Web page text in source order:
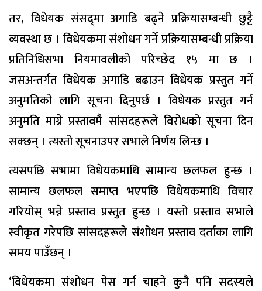
तर, विधेयक संसद्‌मा अगाडि बढ्ने प्रक्रियासम्बन्धी छुट्टै
व्यवस्था छ । विधेयकमा संशोधन गर्ने प्रक्रियासम्बन्धी प्रक्रिया
प्रतिनिधिसभा नियमावलीको परिच्छेद १५ मा छ ।
जसअन्तर्गत विधेयक अगाडि बढाउन विधेयक प्रस्तुत गर्ने
अनुमतिको लागि सूचना दिनुपर्छ । विधेयक प्रस्तुत गर्न
अनुमति माग्ने प्रस्तावमै सांसदहरूले विरोधको सूचना दिन
सक्छन् । त्यस्तो सूचनाउपर सभाले निर्णय लिन्छ ।
त्यसपछि सभामा विधेयकमाथि सामान्य छलफल हुन्छ ।
सामान्य छलफल समाप्त भएपछि विधेयकमाथि विचार
गरियोस् भन्ने प्रस्ताव प्रस्तुत हुन्छ । यस्तो प्रस्ताव सभाले
स्वीकृत गरेपछि सांसदहरूले संशोधन प्रस्ताव दर्ताका लागि
समय पाउँछन् ।
‘विधेयकमा संशोधन पेस गर्न चाहने कुनै पनि सदस्यले